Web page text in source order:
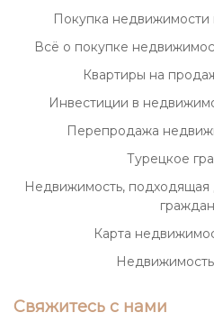
Покупка недвижимости
Всё о покупке
Квартиры на
Инвестиции в
Перепродажа
Турецкое
Недвижимость, подходящая
Карта
Свяжитесь с нами